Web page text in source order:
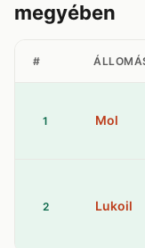
megyében
#
1 Mol
2 Lukoil